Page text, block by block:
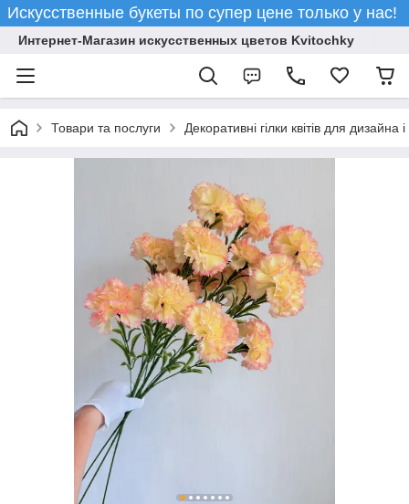
Искусственные букеты по супер цене только у нас!
Интернет-Магазин искусственных цветов Kvitochky
Товари та послуги Декоративні гілки квітів для